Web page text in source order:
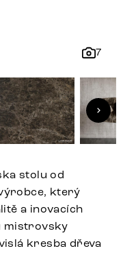
7
stolu od
který
a inovacích
mistrovsky
kresba dřeva